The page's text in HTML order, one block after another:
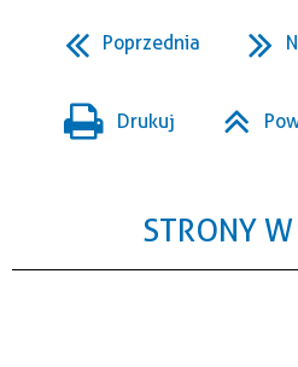
Poprzednia
Drukuj
STRONY